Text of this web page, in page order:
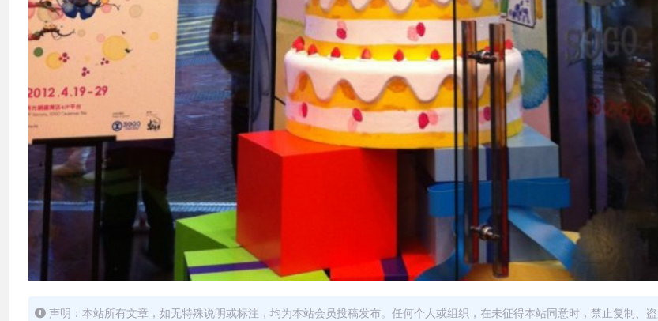
声明：本站所有文章，如无特殊说明或标注，均为本站会员投稿发布。任何个人或组织，在未征得本站同意时，禁止复制、